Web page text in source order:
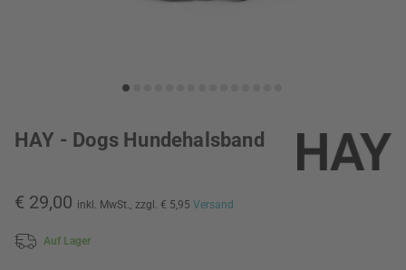
HAY - Dogs Hundehalsband
€ 29,00 inkl. MwSt., zzgl. € 5,95 Versand
Auf Lager